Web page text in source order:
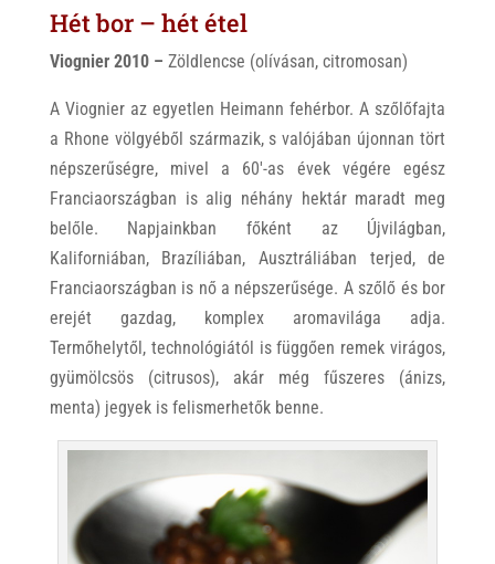
Hét bor – hét étel
Viognier 2010 – Zöldlencse (olívásan, citromosan)
A Viognier az egyetlen Heimann fehérbor. A szőlőfajta
a Rhone völgyéből származik, s valójában újonnan tört
népszerűségre, mivel a 60′-as évek végére egész
Franciaországban is alig néhány hektár maradt meg
belőle. Napjainkban főként az Újvilágban,
Kaliforniában, Brazíliában, Ausztráliában terjed, de
Franciaországban is nő a népszerűsége. A szőlő és bor
erejét gazdag, komplex aromavilága adja.
Termőhelytől, technológiától is függően remek virágos,
gyümölcsös (citrusos), akár még fűszeres (ánizs,
menta) jegyek is felismerhetők benne.